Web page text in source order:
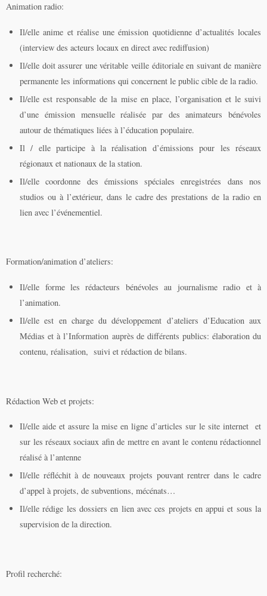
Animation radio:
Il/elle anime et réalise une émission quotidienne d’actualités locales
(interview des acteurs locaux en direct avec rediffusion)
Il/elle doit assurer une véritable veille éditoriale en suivant de manière
permanente les informations qui concernent le public cible de la radio.
Il/elle est responsable de la mise en place, l’organisation et le suivi
d’une émission mensuelle réalisée par des animateurs bénévoles
autour de thématiques liées à l’éducation populaire.
Il / elle participe à la réalisation d’émissions pour les réseaux
régionaux et nationaux de la station.
Il/elle coordonne des émissions spéciales enregistrées dans nos
studios ou à l’extérieur, dans le cadre des prestations de la radio en
lien avec l’événementiel.
Formation/animation d’ateliers:
Il/elle forme les rédacteurs bénévoles au journalisme radio et à
l’animation.
Il/elle est en charge du développement d’ateliers d’Education aux
Médias et à l’Information auprès de différents publics: élaboration du
contenu, réalisation, suivi et rédaction de bilans.
Rédaction Web et projets:
Il/elle aide et assure la mise en ligne d’articles sur le site internet et
sur les réseaux sociaux afin de mettre en avant le contenu rédactionnel
réalisé à l’antenne
Il/elle réfléchit à de nouveaux projets pouvant rentrer dans le cadre
d’appel à projets, de subventions, mécénats…
Il/elle rédige les dossiers en lien avec ces projets en appui et sous la
supervision de la direction.
Profil recherché: